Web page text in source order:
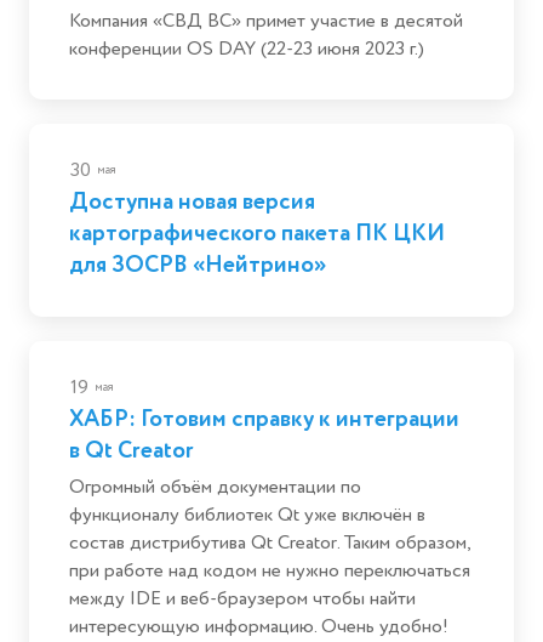
Компания «СВД ВС» примет участие в десятой
конференции OS DAY (22-23 июня 2023 г.)
30 мая
Доступна новая версия
картографического пакета ПК ЦКИ
для ЗОСРВ «Нейтрино»
19 мая
ХАБР: Готовим справку к интеграции
в Qt Creator
Огромный объём документации по
функционалу библиотек Qt уже включён в
состав дистрибутива Qt Creator. Таким образом,
при работе над кодом не нужно переключаться
между IDE и веб-браузером чтобы найти
интересующую информацию. Очень удобно!